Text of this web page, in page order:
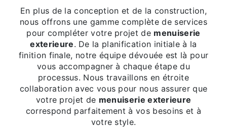
En plus de la conception et de la construction,
nous offrons une gamme complète de services
pour compléter votre projet de menuiserie
exterieure. De la planification initiale à la
finition finale, notre équipe dévouée est là pour
vous accompagner à chaque étape du
processus. Nous travaillons en étroite
collaboration avec vous pour nous assurer que
votre projet de menuiserie exterieure
correspond parfaitement à vos besoins et à
votre style.